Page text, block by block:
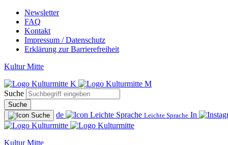
Newsletter
FAQ
Kontakt
Impressum / Datenschutz
Erklärung zur Barrierefreiheit
Kultur Mitte
Suche
Suche
de Leichte Sprache In
Kultur Mitte